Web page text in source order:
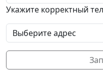
Укажите корректный
Выберите адрес